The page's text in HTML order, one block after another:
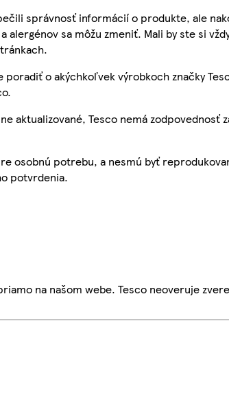
správnosť informácií o produkte, ale
alergénov sa môžu zmeniť. Mali by ste si
o akýchkoľvek výrobkoch značky
aktualizované, Tesco nemá zodpovednosť
osobnú potrebu, a nesmú byť
potvrdenia.
na našom webe. Tesco neoveruje